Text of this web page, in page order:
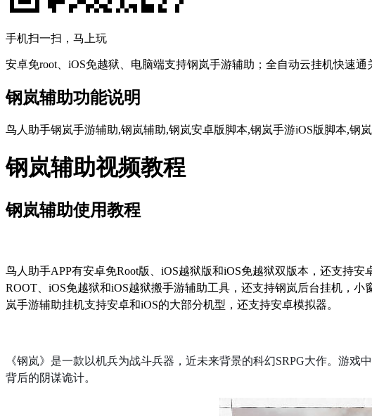
手机扫一扫，马上玩
安卓免root、iOS免越狱、电脑端支持钢岚手游辅助；全自动云挂机快速
钢岚辅助功能说明
鸟人助手钢岚手游辅助,钢岚辅助,钢岚安卓版脚本,钢岚手游iOS版脚本,钢
钢岚辅助视频教程
钢岚辅助使用教程
鸟人助手APP有安卓免Root版、 iOS越狱版和iOS免越狱双版本，还支持安
ROOT、 iOS免越狱和iOS越狱搬手游辅助工具，还支持钢岚后台挂机，
岚手游辅助挂机支持安卓和iOS的大部分机型，还支持安卓模拟器。
《钢岚》是一款以机兵为战斗兵器，近未来背景的科幻SRPG大作。游戏
背后的阴谋诡计。